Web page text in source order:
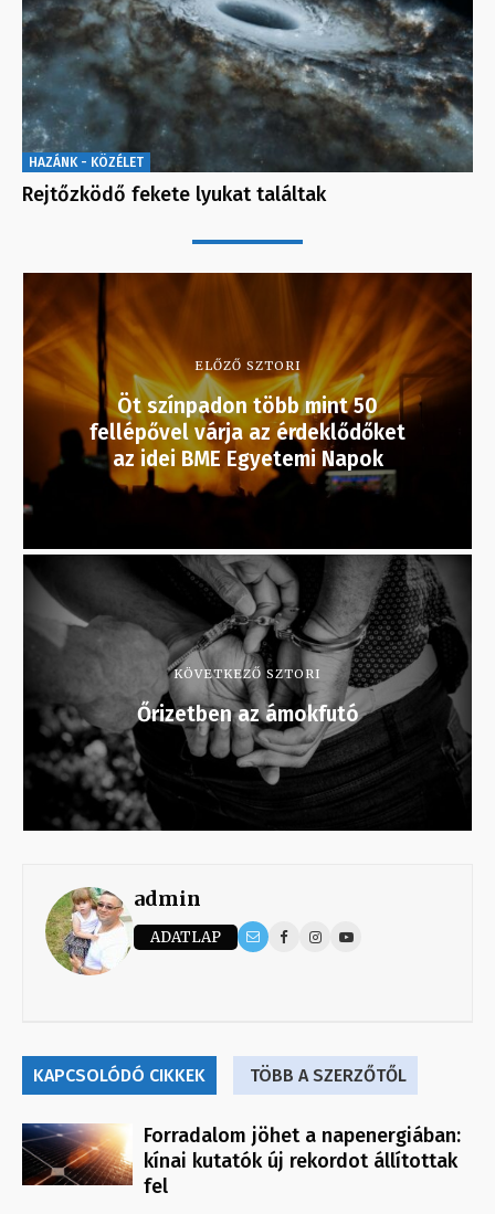
HAZÁNK - KÖZÉLET
Rejtőzködő fekete lyukat találtak
ELŐZŐ SZTORI
Öt színpadon több mint 50
fellépővel várja az érdeklődőket
az idei BME Egyetemi Napok
KÖVETKEZŐ SZTORI
Őrizetben az ámokfutó
admin
ADATLAP
KAPCSOLÓDÓ CIKKEK TÖBB A SZERZŐTŐL
Forradalom jöhet a napenergiában:
kínai kutatók új rekordot állítottak
fel